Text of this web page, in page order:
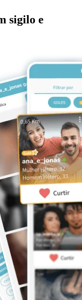
sigilo e